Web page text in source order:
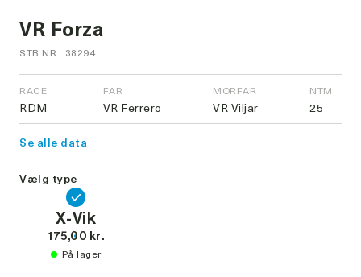
VR Forza
STB NR.: 38294
RACE
RDM
FAR
VR Ferrero
MORFAR
VR Viljar
NTM
25
Se alle data
Vælg type
X-Vik
175,00 kr.
På lager